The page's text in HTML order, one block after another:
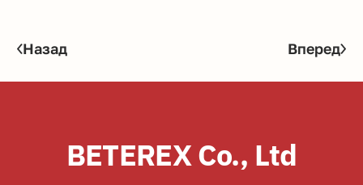
Назад Вперед
BETEREX Co., Ltd